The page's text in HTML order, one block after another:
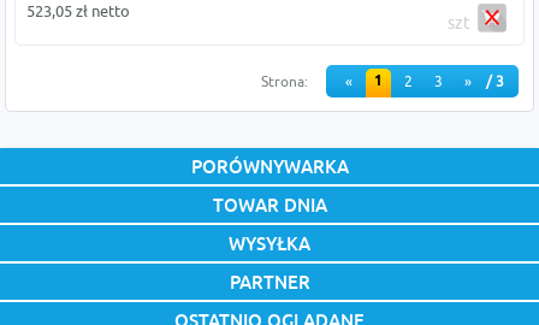
523,05 zł netto
szt
Strona: « 1 2 3 » / 3
PORÓWNYWARKA
TOWAR DNIA
WYSYŁKA
PARTNER
OSTATNIO OGLĄDANE